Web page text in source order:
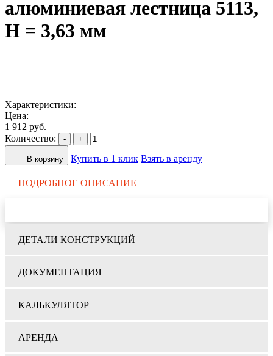
алюминиевая лестница 5113,
H = 3,63 мм
Характеристики:
Цена:
1 912 руб.
Количество:
- +
В корзину Купить в 1 клик Взять в аренду
ПОДРОБНОЕ ОПИСАНИЕ
ДЕТАЛИ КОНСТРУКЦИЙ
ДОКУМЕНТАЦИЯ
КАЛЬКУЛЯТОР
АРЕНДА